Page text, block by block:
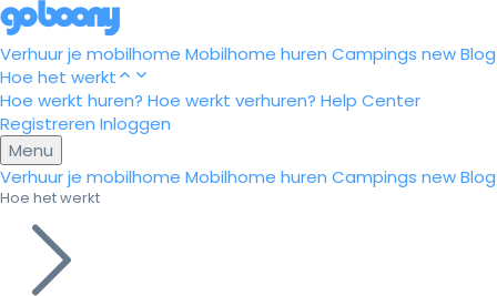
Verhuur je mobilhome Mobilhome huren Campings newBlog
Hoe het werkt
Hoe werkt huren? Hoe werkt verhuren? Help Center
Registreren Inloggen
Menu
Verhuur je mobilhome Mobilhome huren Campings newBlog
Hoe het werkt